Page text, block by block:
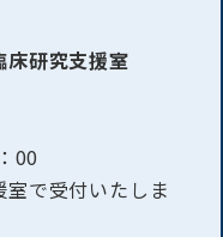
研究支援室
00
で受付いたしま